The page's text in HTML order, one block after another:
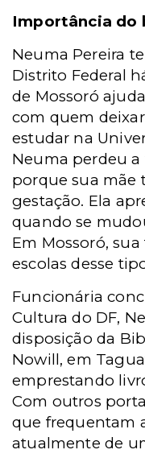
Importância do
Neuma Pereira
Distrito Federal
de Mossoró
com quem
estudar na
Neuma perdeu
porque sua mãe
gestação. Ela
quando se
Em Mossoró,
escolas desse
Funcionária
Cultura do DF,
disposição da
Nowill, em
emprestando
Com outros
que frequentam
atualmente de